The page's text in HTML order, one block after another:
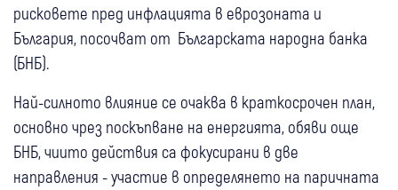
рисковете пред инфлацията в еврозоната и
България, посочват от Българската народна банка
(БНБ).
Най-силното влияние се очаква в краткосрочен план,
основно чрез поскъпване на енергията, обяви още
БНБ, чиито действия са фокусирани в две
направления - участие в определянето на паричната